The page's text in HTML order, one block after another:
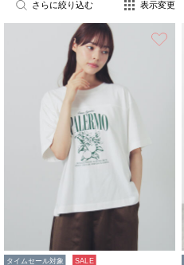
さらに絞り込む 表示変更
タイムセール対象 SALE